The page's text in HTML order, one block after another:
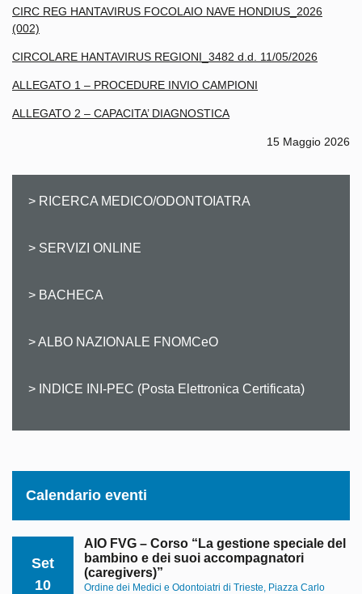
CIRC REG HANTAVIRUS FOCOLAIO NAVE HONDIUS_2026
(002)
CIRCOLARE HANTAVIRUS REGIONI_3482 d.d. 11/05/2026
ALLEGATO 1 – PROCEDURE INVIO CAMPIONI
ALLEGATO 2 – CAPACITA’ DIAGNOSTICA
15 Maggio 2026
> RICERCA MEDICO/ODONTOIATRA
> SERVIZI ONLINE
> BACHECA
> ALBO NAZIONALE FNOMCeO
> INDICE INI-PEC (Posta Elettronica Certificata)
Calendario eventi
Set
10
AIO FVG – Corso “La gestione speciale del
bambino e dei suoi accompagnatori
(caregivers)”
Ordine dei Medici e Odontoiatri di Trieste, Piazza Carlo